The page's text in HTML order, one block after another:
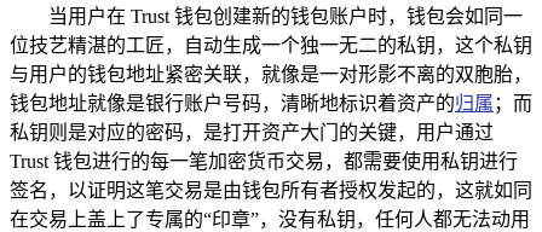
当用户在 Trust 钱包创建新的钱包账户时，钱包会如同一
位技艺精湛的工匠，自动生成一个独一无二的私钥，这个私钥
与用户的钱包地址紧密关联，就像是一对形影不离的双胞胎，
钱包地址就像是银行账户号码，清晰地标识着资产的归属 ；而
私钥则是对应的密码，是打开资产大门的关键，用户通过
Trust 钱包进行的每一笔加密货币交易，都需要使用私钥进行
签名，以证明这笔交易是由钱包所有者授权发起的，这就如同
在交易上盖上了专属的“印章”，没有私钥，任何人都无法动用